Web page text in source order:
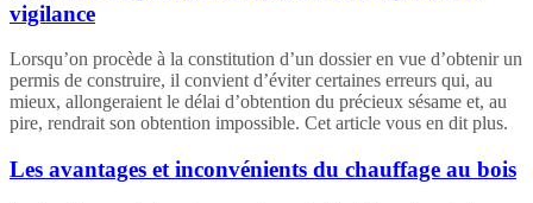
vigilance
Lorsqu’on procède à la constitution d’un dossier en vue d’obtenir un
permis de construire, il convient d’éviter certaines erreurs qui, au
mieux, allongeraient le délai d’obtention du précieux sésame et, au
pire, rendrait son obtention impossible. Cet article vous en dit plus.
Les avantages et inconvénients du chauffage au bois